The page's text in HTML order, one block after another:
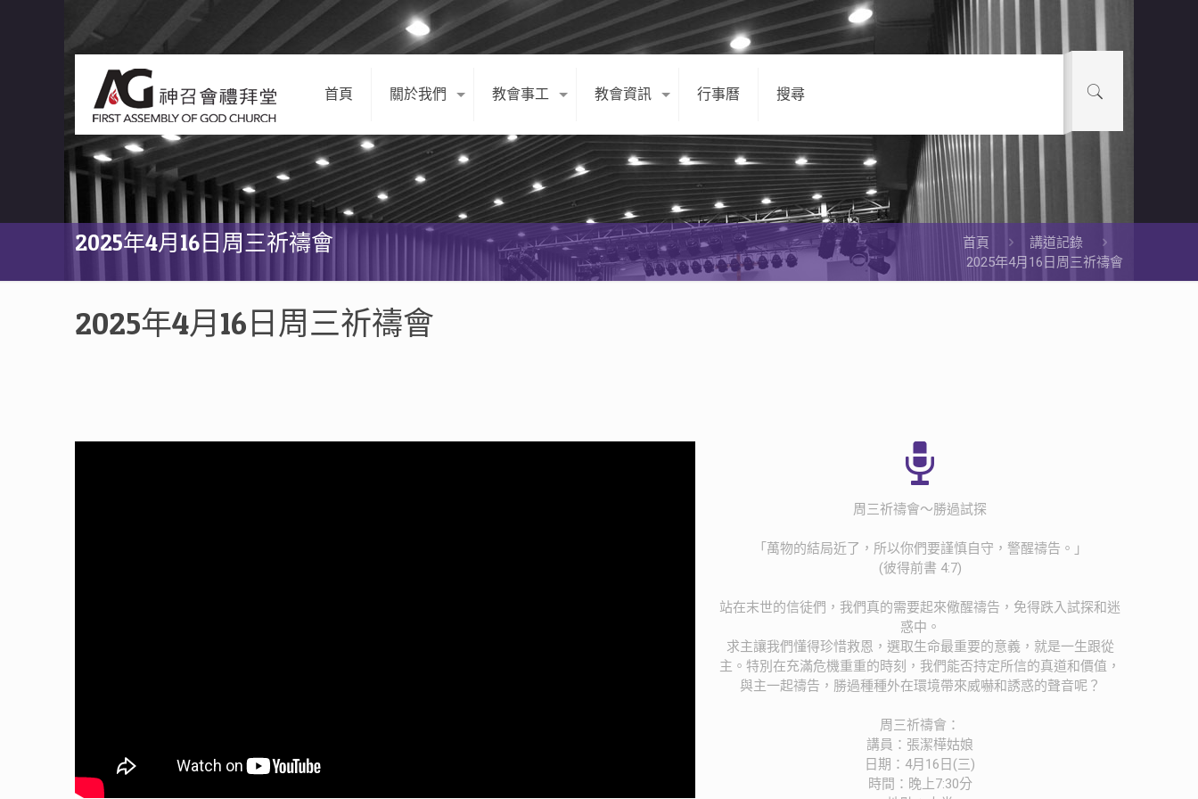
首頁 關於我們 教會事工 教會資訊 行事曆 搜尋
2025年4月16日周三祈禱會 首頁
講道記錄
2025年4月16日周三祈禱會
2025年4月16日周三祈禱會
周三祈禱會～勝過試探
「萬物的結局近了，所以你們要謹慎自守，警醒禱告。」
(彼得前書 4:7)
站在末世的信徒們，我們真的需要起來儆醒禱告，免得跌入試探和迷
惑中。
求主讓我們懂得珍惜救恩，選取生命最重要的意義，就是一生跟從
主。特別在充滿危機重重的時刻，我們能否持定所信的真道和價值，
與主一起禱告，勝過種種外在環境帶來威嚇和誘惑的聲音呢？
周三祈禱會：
講員：張潔樺姑娘
日期：4月16日(三)
時間：晚上7:30分